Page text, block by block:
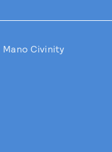
Mano Civinity